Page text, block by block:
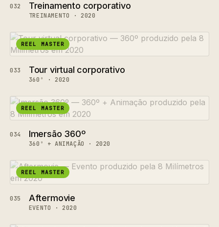
032 Treinamento corporativo
TREINAMENTO · 2020
REEL MASTER
033 Tour virtual corporativo
360º · 2020
REEL MASTER
034 Imersão 360º
360º + ANIMAÇÃO · 2020
REEL MASTER
035 Aftermovie
EVENTO · 2020